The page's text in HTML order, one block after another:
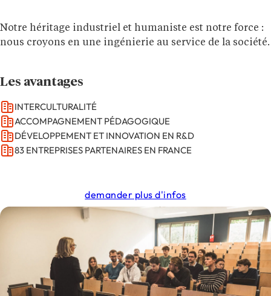
Notre héritage industriel et humaniste est notre force :
nous croyons en une ingénierie au service de la société.
Les avantages
INTERCULTURALITÉ
ACCOMPAGNEMENT PÉDAGOGIQUE
DÉVELOPPEMENT ET INNOVATION EN R&D
83 ENTREPRISES PARTENAIRES EN FRANCE
demander plus d'infos